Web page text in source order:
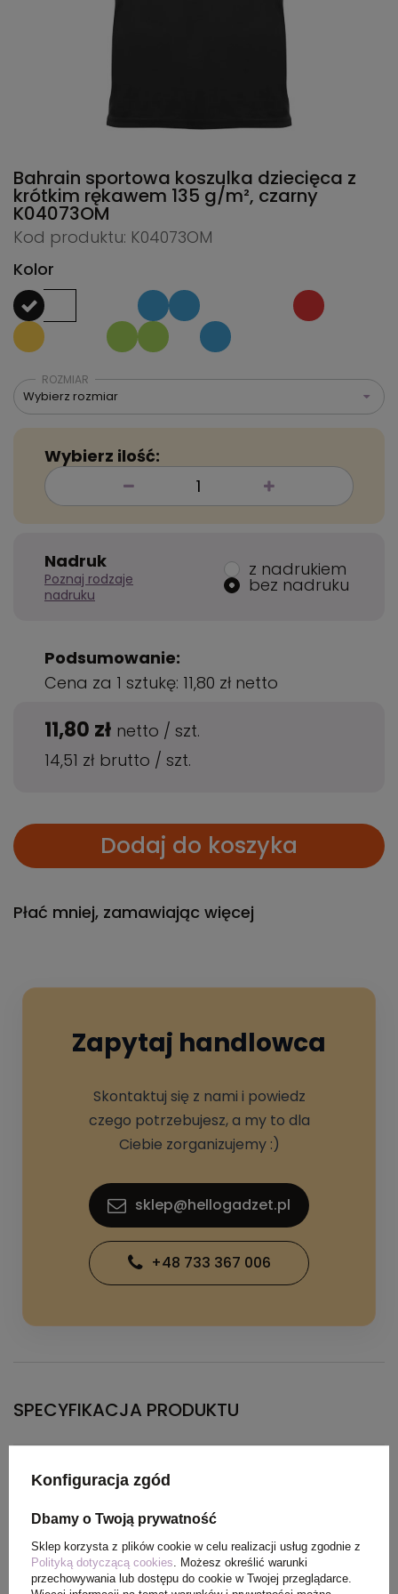
Bahrain sportowa koszulka dziecięca z
krótkim rękawem 135 g/m², czarny
K04073OM
Kod produktu: K04073OM
Kolor
ROZMIAR
Wybierz rozmiar
Wybierz ilość:
Nadruk
Poznaj rodzaje
nadruku
z nadrukiem
bez nadruku
Podsumowanie:
Cena za 1 sztukę: 11,80 zł netto
11,80 zł netto / szt.
14,51 zł brutto / szt.
Dodaj do koszyka
Płać mniej, zamawiając więcej
Zapytaj handlowca
Skontaktuj się z nami i powiedz
czego potrzebujesz, a my to dla
Ciebie zorganizujemy :)
sklep@hellogadzet.pl
+48 733 367 006
SPECYFIKACJA PRODUKTU
Konfiguracja zgód
Dbamy o Twoją prywatność
Sklep korzysta z plików cookie w celu realizacji usług zgodnie z
Polityką dotyczącą cookies. Możesz określić warunki
przechowywania lub dostępu do cookie w Twojej przeglądarce.